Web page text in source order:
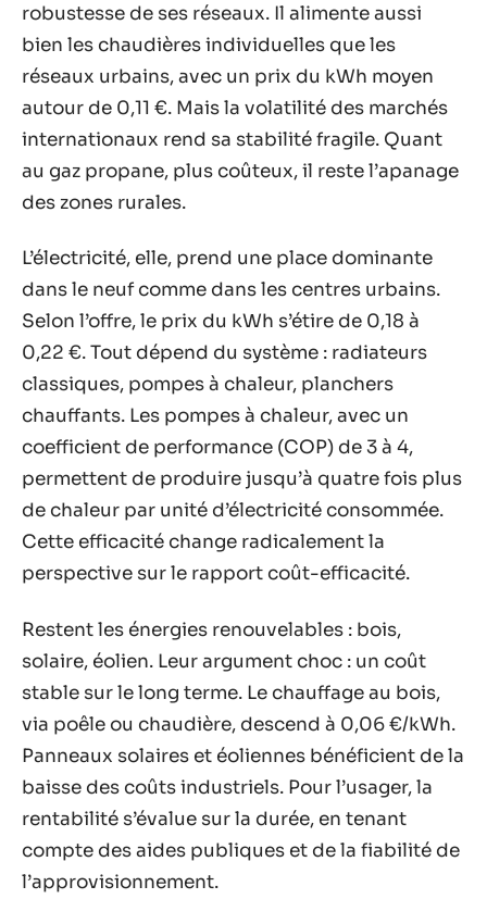
robustesse de ses réseaux. Il alimente aussi
bien les chaudières individuelles que les
réseaux urbains, avec un prix du kWh moyen
autour de 0,11 €. Mais la volatilité des marchés
internationaux rend sa stabilité fragile. Quant
au gaz propane, plus coûteux, il reste l’apanage
des zones rurales.
L’électricité, elle, prend une place dominante
dans le neuf comme dans les centres urbains.
Selon l’offre, le prix du kWh s’étire de 0,18 à
0,22 €. Tout dépend du système : radiateurs
classiques, pompes à chaleur, planchers
chauffants. Les pompes à chaleur, avec un
coefficient de performance (COP) de 3 à 4,
permettent de produire jusqu’à quatre fois plus
de chaleur par unité d’électricité consommée.
Cette efficacité change radicalement la
perspective sur le rapport coût-efficacité.
Restent les énergies renouvelables : bois,
solaire, éolien. Leur argument choc : un coût
stable sur le long terme. Le chauffage au bois,
via poêle ou chaudière, descend à 0,06 €/kWh.
Panneaux solaires et éoliennes bénéficient de la
baisse des coûts industriels. Pour l’usager, la
rentabilité s’évalue sur la durée, en tenant
compte des aides publiques et de la fiabilité de
l’approvisionnement.